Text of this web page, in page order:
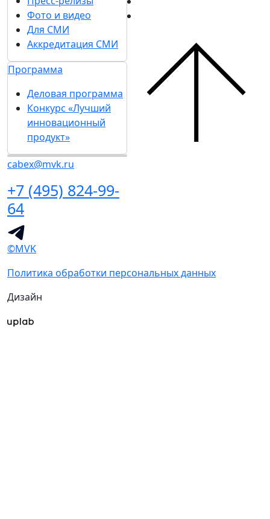
Фото и видео
Для СМИ
Аккредитация СМИ
Программа
Деловая программа
Конкурс «Лучший
инновационный
продукт»
cabex@mvk.ru
+7 (495) 824-99-
64
©MVK
Политика обработки персональных данных
Дизайн